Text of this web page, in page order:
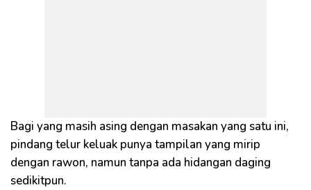
Bagi yang masih asing dengan masakan yang satu ini,
pindang telur keluak punya tampilan yang mirip
dengan rawon, namun tanpa ada hidangan daging
sedikitpun.